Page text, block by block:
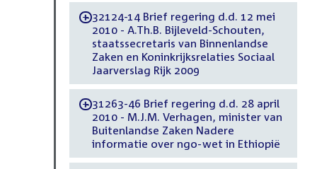
-32124-14 Brief regering d.d. 12 mei
2010 - A.Th.B. Bijleveld-Schouten,
staatssecretaris van Binnenlandse
Zaken en Koninkrijksrelaties Sociaal
Jaarverslag Rijk 2009
-31263-46 Brief regering d.d. 28 april
2010 - M.J.M. Verhagen, minister van
Buitenlandse Zaken Nadere
informatie over ngo-wet in Ethiopië